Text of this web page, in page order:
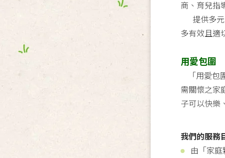
商、育兒指
提供多元
多有效且適
用愛包圍
「用愛包
需關懷之家
子可以快樂
我們的服務
由「家庭